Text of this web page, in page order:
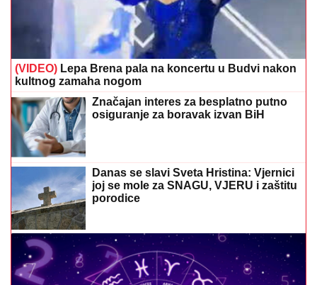
(VIDEO) Lepa Brena pala na koncertu u Budvi nakon
kultnog zamaha nogom
Značajan interes za besplatno putno
osiguranje za boravak izvan BiH
Danas se slavi Sveta Hristina: Vjernici
joj se mole za SNAGU, VJERU i zaštitu
porodice